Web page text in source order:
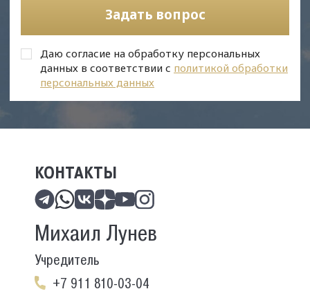
Задать вопрос
Даю согласие на обработку персональных
данных в соответствии с политикой обработки
персональных данных
КОНТАКТЫ
Михаил Лунев
Учредитель
+7 911 810-03-04